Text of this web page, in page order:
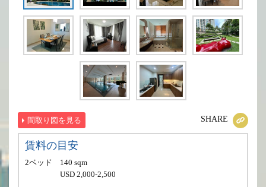
間取り図を見る SHARE
賃料の目安
2ベッド
140 sqm
USD 2,000-2,500